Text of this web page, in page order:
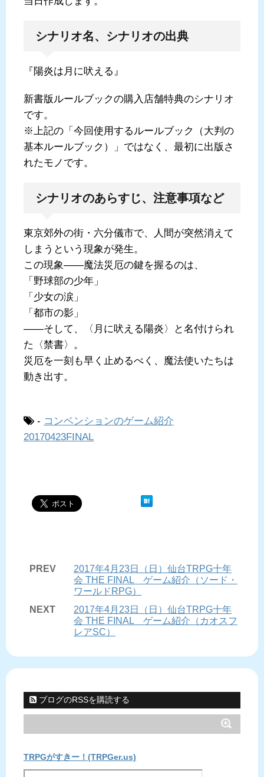
シナリオ名、シナリオの出典
『陽炎は月に吠える』
新書版ルールブックの購入店舗特典のシナリオ
です。
※上記の「今回使用するルールブック（大判の
基本ルールブック）」ではなく、最初に出版さ
れたモノです。
シナリオのあらすじ、注意事項など
東京郊外の街・六分儀市で、人間が突然消えて
しまうという現象が発生。
この現象――魔法災厄の鍵を握るのは、
「野球部の少年」
「少女の涙」
「都市の影」
――そして、〈月に吠える陽炎〉と名付けられ
た〈禁書〉。
災厄を一刻も早く止めるべく、魔法使いたちは
動き出す。
- コンベンションのゲーム紹介
20170423FINAL
PREV
2017年4月23日（日）仙台TRPG十年
会 THE FINAL ゲーム紹介（ソード・
ワールドRPG）
NEXT
2017年4月23日（日）仙台TRPG十年
会 THE FINAL ゲーム紹介（カオスフ
レアSC）
ブログのRSSを購読する
TRPGがすきー！(TRPGer.us)